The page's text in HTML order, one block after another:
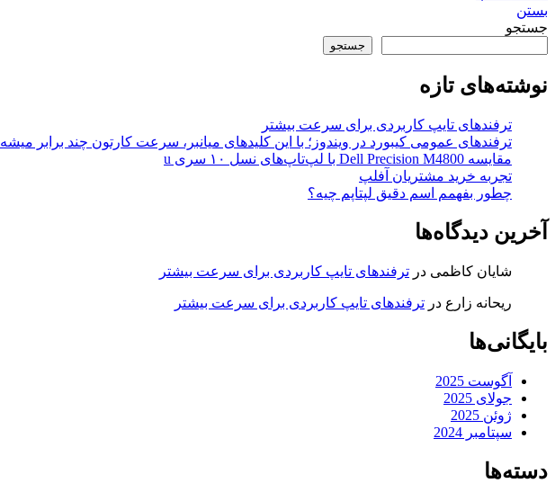
بستن
جستجو
جستجو
نوشته‌های تازه
ترفندهای تایپ کاربردی برای سرعت بیشتر
ترفندهای عمومی کیبورد در ویندوز؛ با این کلیدهای میانبر، سرعت کارتون چند برابر میشه
مقایسه Dell Precision M4800 با لپ‌تاپ‌های نسل ۱۰ سری u
تجربه خرید مشتریان آفلپ
چطور بفهمم اسم دقیق لپتاپم چیه؟
آخرین دیدگاه‌ها
شایان کاظمی در ترفندهای تایپ کاربردی برای سرعت بیشتر
ریحانه زارع در ترفندهای تایپ کاربردی برای سرعت بیشتر
بایگانی‌ها
آگوست 2025
جولای 2025
ژوئن 2025
سپتامبر 2024
دسته‌ها